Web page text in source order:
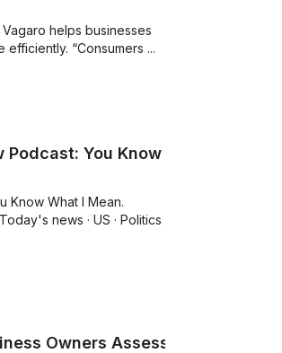
helps businesses
“Consumers ...
Podcast: You Know
Know What I Mean.
news · US · Politics ·
Owners Assess